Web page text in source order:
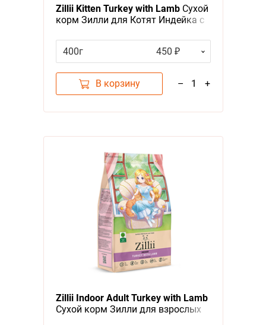
Zillii Kitten Turkey with LambСухой
корм Зилли для Котят Индейка с
400г
450 ₽
В корзину – 1 +
Zillii Indoor Adult Turkey with Lamb
Сухой корм Зилли для взрослых